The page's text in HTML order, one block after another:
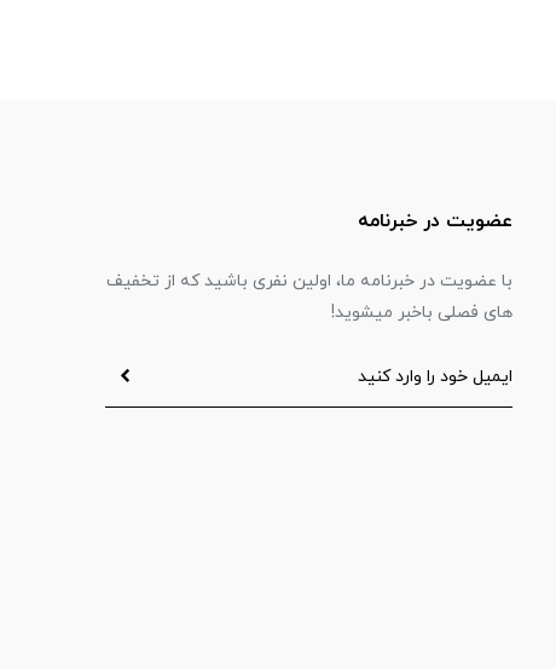
عضویت در خبرنامه
با عضویت در خبرنامه ما، اولین نفری باشید که از تخفیف
های فصلی باخبر میشوید!